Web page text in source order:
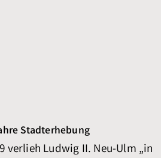
Stadterhebung
verlieh Ludwig II. Neu-Ulm „in